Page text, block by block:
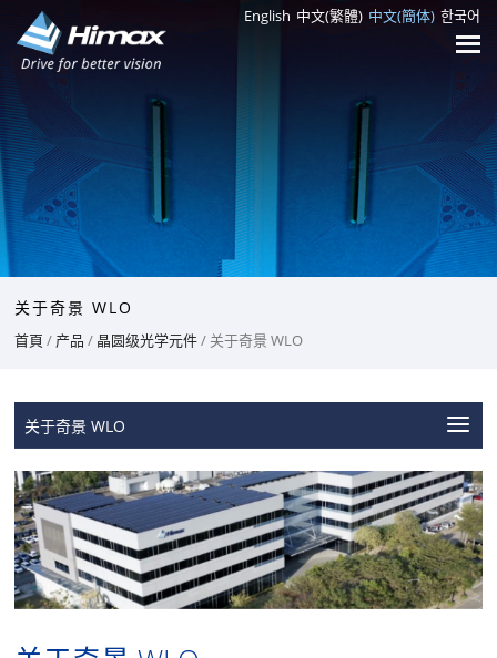
English 中文(繁體) 中文(簡体) 한국어
关于奇景 WLO
首頁 / 产品 / 晶圆级光学元件/ 关于奇景 WLO
关于奇景 WLO